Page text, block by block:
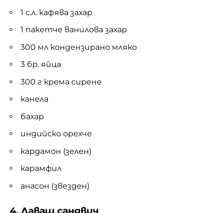
1 с.л. кафява захар
1 пакетче ванилова захар
300 мл кондензирано мляко
3 бр. яйца
300 г крема сирене
канела
бахар
индийско орехче
кардамон (зелен)
карамфил
анасон (звезден)